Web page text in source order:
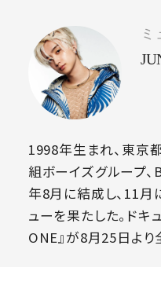
FOLLOW US
ミ
1998年生まれ、東京
組ボーイズグループ
年8月に結成し、11月
ューを果たした。ドキ
ONE』が8月25日より